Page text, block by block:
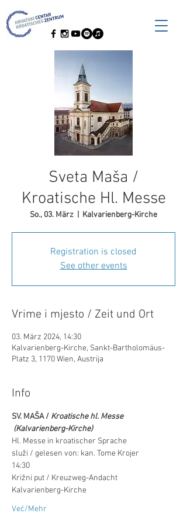
Sveta Maša /
Kroatische Hl. Messe
So., 03. März Kalvarienberg-Kirche
Registration is closed
See other events
Vrime i mjesto / Zeit und Ort
03. März 2024, 14:30
Kalvarienberg-Kirche, Sankt-Bartholomäus-
Platz 3, 1170 Wien, Austrija
Info
SV. MAŠA / Kroatische hl. Messe
(Kalvarienberg-Kirche)
Hl. Messe in kroatischer Sprache
služi / gelesen von: kan. Tome Krojer
14:30
Križni put / Kreuzweg-Andacht
Kalvarienberg-Kirche
Već/Mehr